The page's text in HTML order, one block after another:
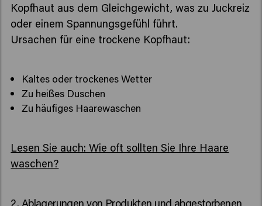
Kopfhaut aus dem Gleichgewicht, was zu Juckreiz
oder einem Spannungsgefühl führt.
Ursachen für eine trockene Kopfhaut:
Kaltes oder trockenes Wetter
Zu heißes Duschen
Zu häufiges Haarewaschen
Lesen Sie auch: Wie oft sollten Sie Ihre Haare
waschen?
2. Ablagerungen von Produkten und abgestorbenen